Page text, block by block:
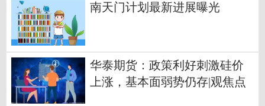
南天门计划最新进展曝光
华泰期货：政策利好刺激硅价
上涨，基本面弱势仍存|观焦点